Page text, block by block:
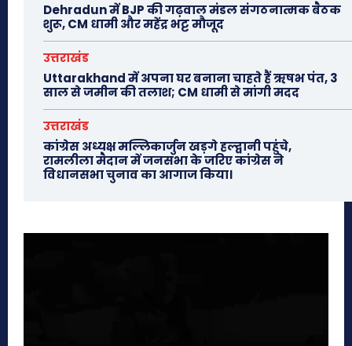
Dehradun में BJP की गढ़वाल मंडल संगठनात्मक बैठक
शुरू, CM धामी और महेंद्र भट्ट मौजूद
उत्तराखंड
Uttarakhand में अपना घर बनाना चाहते हैं ऋषभ पंत, 3
साल से जमीन की तलाश; CM धामी से मांगी मदद
उत्तराखंड
कांग्रेस अध्यक्ष मल्लिकार्जुन खड़गे हल्द्वानी पहुंचे,
रामलीला मैदान में जनसभा के जरिए कांग्रेस ने
विधानसभा चुनाव का आगाज किया।